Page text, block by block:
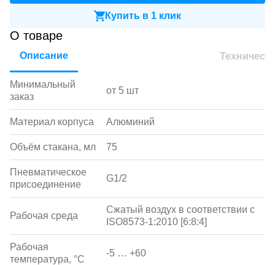
Купить в 1 клик
О товаре
Описание
Минимальный
заказ
от 5 шт
Материал корпуса Алюминий
Объём стакана, мл 75
Пневматическое
присоединение
G1/2
Рабочая среда
Сжатый воздух в соответствии с
ISO8573-1:2010 [6:8:4]
Рабочая
температура, °С
-5 … +60